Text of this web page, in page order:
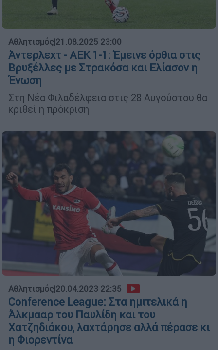
Αθλητισμός|21.08.2025 23:00
Άντερλεχτ - ΑΕΚ 1-1: Έμεινε όρθια στις
Βρυξέλλες με Στρακόσα και Ελίασον η
Ένωση
Στη Νέα Φιλαδέλφεια στις 28 Αυγούστου θα
κριθεί η πρόκριση
Αθλητισμός|20.04.2023 22:35
Conference League: Στα ημιτελικά η
Άλκμααρ του Παυλίδη και του
Χατζηδιάκου, λαχτάρησε αλλά πέρασε κι
η Φιορεντίνα